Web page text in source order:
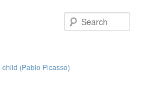
child (Pablo Picasso)